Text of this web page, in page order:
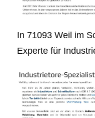
In 71093 Weil im
Experte für